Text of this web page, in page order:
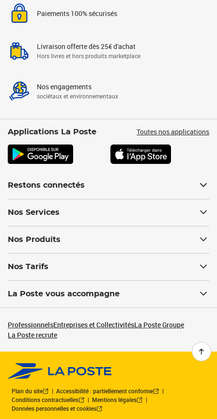
Paiements 100% sécurisés
Livraison offerte dès 25€ d'achat
Hors livres et hors produits marketplace
Nos engagements
sociétaux et environnementaux
Applications La Poste Toutes nos applications
Restons connectés
Nos Services
Nos Produits
Nos Tarifs
La Poste vous accompagne
ProfessionnelsEntreprises et CollectivitésLa Poste Groupe
La Poste recrute
Plan du site
Accessibilité : partiellement conforme
Conditions contractuelles
Mentions légales
Données personnelles et cookies